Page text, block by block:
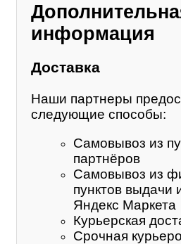
информация
Доставка
Наши партнеры
следующие способы:
Самовывоз из
партнёров
Самовывоз из
пунктов выдачи
Яндекс Маркета
Курьерская
Срочная